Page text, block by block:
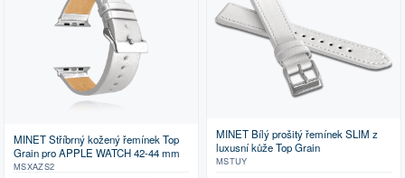
MINET Stříbrný kožený řemínek Top
Grain pro APPLE WATCH 42-44 mm
MSXAZS2
MINET Bílý prošitý řemínek SLIM z
luxusní kůže Top Grain
MSTUY